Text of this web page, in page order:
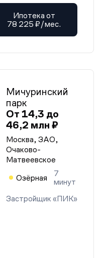
Ипотека от
78 225 ₽/мес.
Мичуринский
парк
От 14,3 до
46,2 млн ₽
Москва, ЗАО,
Очаково-
Матвеевское
Озёрная
7
минут
Застройщик «ПИК»